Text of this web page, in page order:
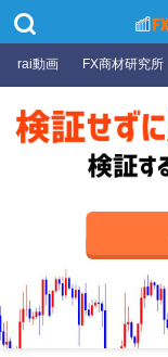
rai動画 FX商材研究所